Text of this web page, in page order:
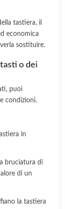
tastiera, il
economica
sostituire.
o dei
puoi
condizioni.
in
bruciatura di
di un
la tastiera